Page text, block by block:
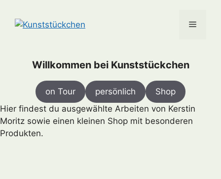
content
Menu
Willkommen bei Kunststückchen
on Tour persönlich
Shop
Hier findest du ausgewählte Arbeiten von Kerstin
Moritz sowie einen kleinen Shop mit besonderen
Produkten.